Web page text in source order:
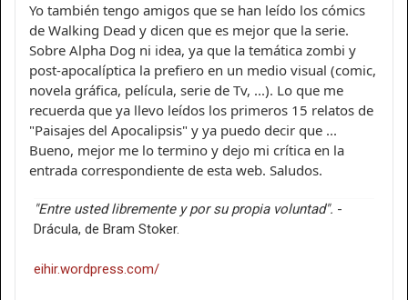
Yo también tengo amigos que se han leído los cómics
de Walking Dead y dicen que es mejor que la serie.
Sobre Alpha Dog ni idea, ya que la temática zombi y
post-apocalíptica la prefiero en un medio visual (comic,
novela gráfica, película, serie de Tv, ...). Lo que me
recuerda que ya llevo leídos los primeros 15 relatos de
"Paisajes del Apocalipsis" y ya puedo decir que ...
Bueno, mejor me lo termino y dejo mi crítica en la
entrada correspondiente de esta web. Saludos.
"Entre usted libremente y por su propia voluntad". -
Drácula, de Bram Stoker.
eihir.wordpress.com/